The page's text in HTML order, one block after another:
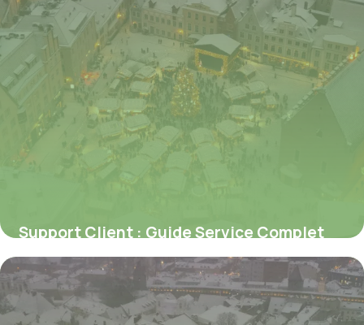
Support Client : Guide Service Complet
2026
6 juillet 2026